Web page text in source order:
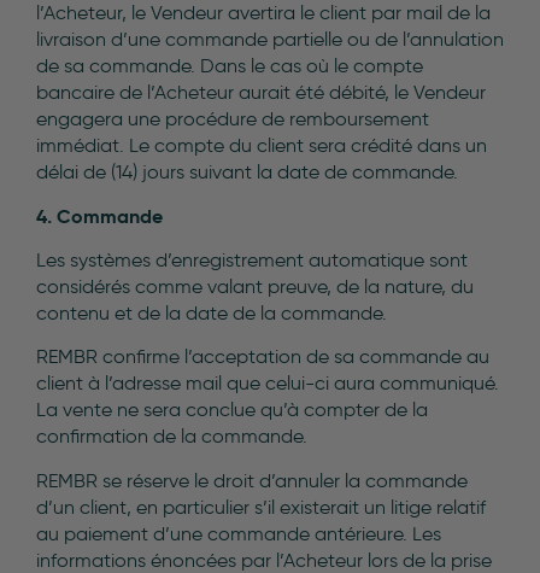
l’Acheteur, le Vendeur avertira le client par mail de la
livraison d’une commande partielle ou de l’annulation
de sa commande. Dans le cas où le compte
bancaire de l’Acheteur aurait été débité, le Vendeur
engagera une procédure de remboursement
immédiat. Le compte du client sera crédité dans un
délai de (14) jours suivant la date de commande.
4. Commande
Les systèmes d’enregistrement automatique sont
considérés comme valant preuve, de la nature, du
contenu et de la date de la commande.
REMBR confirme l’acceptation de sa commande au
client à l’adresse mail que celui-ci aura communiqué.
La vente ne sera conclue qu’à compter de la
confirmation de la commande.
REMBR se réserve le droit d’annuler la commande
d’un client, en particulier s’il existerait un litige relatif
au paiement d’une commande antérieure. Les
informations énoncées par l’Acheteur lors de la prise